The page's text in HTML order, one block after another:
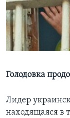
Learning English
СОЦИАЛЬНЫЕ СЕТИ
Голодовка
Лидер
находящаяся в